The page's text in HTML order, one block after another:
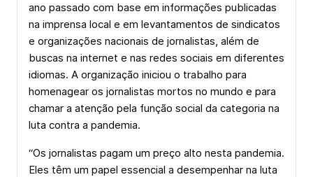
ano passado com base em informações publicadas
na imprensa local e em levantamentos de sindicatos
e organizações nacionais de jornalistas, além de
buscas na internet e nas redes sociais em diferentes
idiomas. A organização iniciou o trabalho para
homenagear os jornalistas mortos no mundo e para
chamar a atenção pela função social da categoria na
luta contra a pandemia.
“Os jornalistas pagam um preço alto nesta pandemia.
Eles têm um papel essencial a desempenhar na luta